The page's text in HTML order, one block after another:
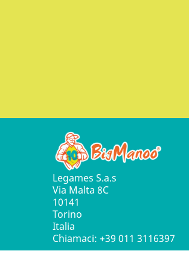
Legames S.a.s
Via Malta 8C
10141
Torino
Italia
Chiamaci: +39 011 3116397